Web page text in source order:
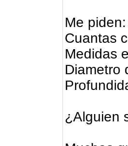
Me piden:
Cuantas
Medidas
Diametro
¿Alguien